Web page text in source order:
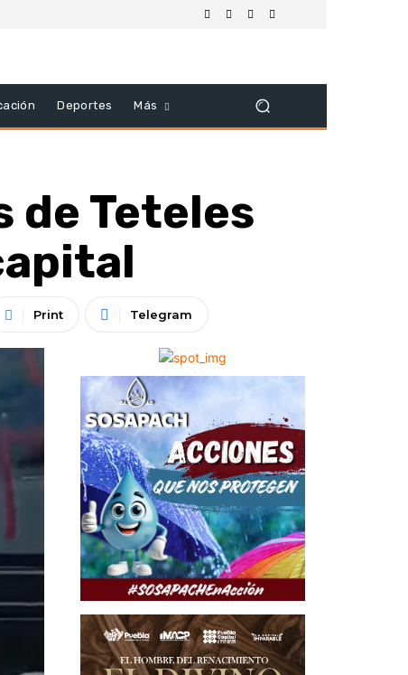
Deportes Más
de Teteles
Print Telegram